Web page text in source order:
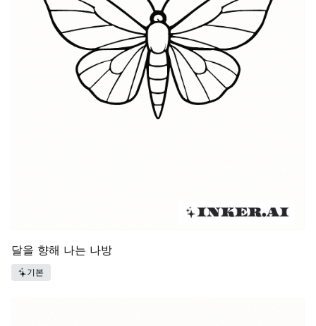
달을 향해 나는 나방
기본